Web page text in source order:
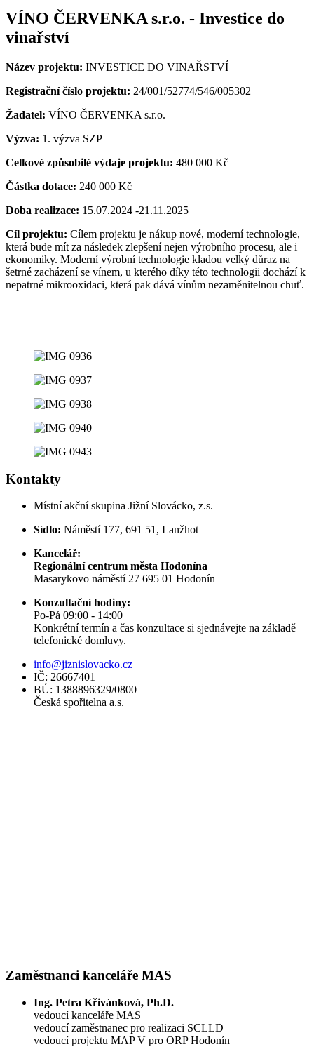
VÍNO ČERVENKA s.r.o. - Investice do
vinařství
Název projektu: INVESTICE DO VINAŘSTVÍ
Registrační číslo projektu: 24/001/52774/546/005302
Žadatel: VÍNO ČERVENKA s.r.o.
Výzva: 1. výzva SZP
Celkové způsobilé výdaje projektu: 480 000 Kč
Částka dotace: 240 000 Kč
Doba realizace: 15.07.2024 -21.11.2025
Cíl projektu: Cílem projektu je nákup nové, moderní technologie,
která bude mít za následek zlepšení nejen výrobního procesu, ale i
ekonomiky. Moderní výrobní technologie kladou velký důraz na
šetrné zacházení se vínem, u kterého díky této technologii dochází k
nepatrné mikrooxidaci, která pak dává vínům nezaměnitelnou chuť.
Kontakty
Místní akční skupina Jižní Slovácko, z.s.
Sídlo: Náměstí 177, 691 51, Lanžhot
Kancelář:
Regionální centrum města Hodonína
Masarykovo náměstí 27 695 01 Hodonín
Konzultační hodiny:
Po-Pá 09:00 - 14:00
Konkrétní termín a čas konzultace si sjednávejte na základě
telefonické domluvy.
info@jiznislovacko.cz
IČ: 26667401
BÚ: 1388896329/0800
Česká spořitelna a.s.
Zaměstnanci kanceláře MAS
Ing. Petra Křivánková, Ph.D.
vedoucí kanceláře MAS
vedoucí zaměstnanec pro realizaci SCLLD
vedoucí projektu MAP V pro ORP Hodonín